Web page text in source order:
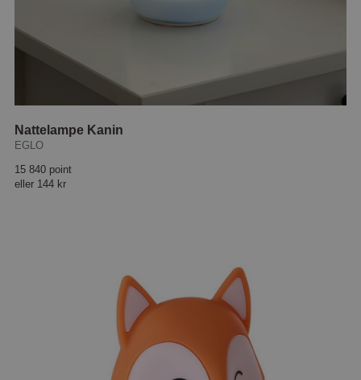
Nattelampe Kanin
EGLO
15 840 point
eller 144 kr